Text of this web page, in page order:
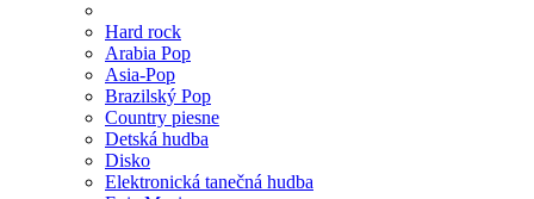
Hard rock
Arabia Pop
Asia-Pop
Brazilský Pop
Country piesne
Detská hudba
Disko
Elektronická tanečná hudba